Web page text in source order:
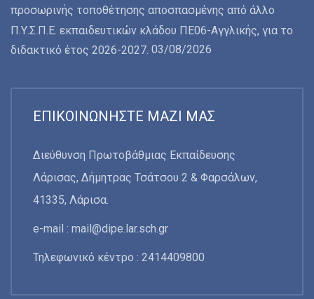
προσωρινής τοποθέτησης αποσπασμένης από άλλο
Π.Υ.Σ.Π.Ε. εκπαιδευτικών κλάδου ΠΕ06-Αγγλικής, για το
διδακτικό έτος 2026-2027. 03/08/2026
ΕΠΙΚΟΙΝΩΝΉΣΤΕ ΜΑΖΊ ΜΑΣ
Διεύθυνση Πρωτοβάθμιας Εκπαίδευσης
Λάρισας, Δήμητρας Τσάτσου 2 & Φαρσάλων,
41335, Λάρισα.
e-mail : mail@dipe.lar.sch.gr
Τηλεφωνικό κέντρο : 2414409800